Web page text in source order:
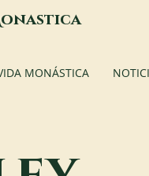
onastica
MONÁSTICA